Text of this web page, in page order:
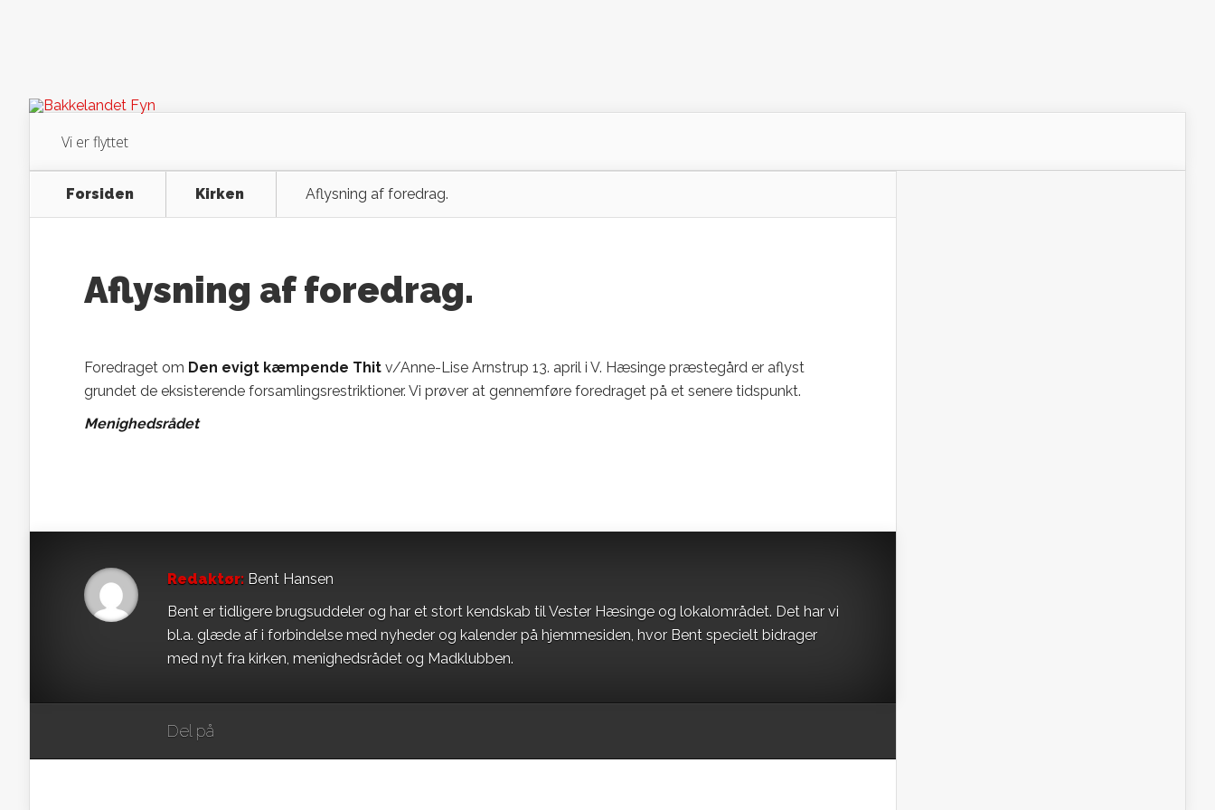
Vi er flyttet
Forsiden Kirken Aflysning af foredrag.
Aflysning af foredrag.
Foredraget om Den evigt kæmpende Thit v/Anne-Lise Arnstrup 13. april i V. Hæsinge præstegård er aflyst
grundet de eksisterende forsamlingsrestriktioner. Vi prøver at gennemføre foredraget på et senere tidspunkt.
Menighedsrådet
Redaktør: Bent Hansen
Bent er tidligere brugsuddeler og har et stort kendskab til Vester Hæsinge og lokalområdet. Det har vi
bl.a. glæde af i forbindelse med nyheder og kalender på hjemmesiden, hvor Bent specielt bidrager
med nyt fra kirken, menighedsrådet og Madklubben.
Del på